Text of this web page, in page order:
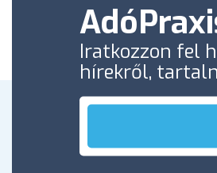
Iratkozzon fel
hírekről,